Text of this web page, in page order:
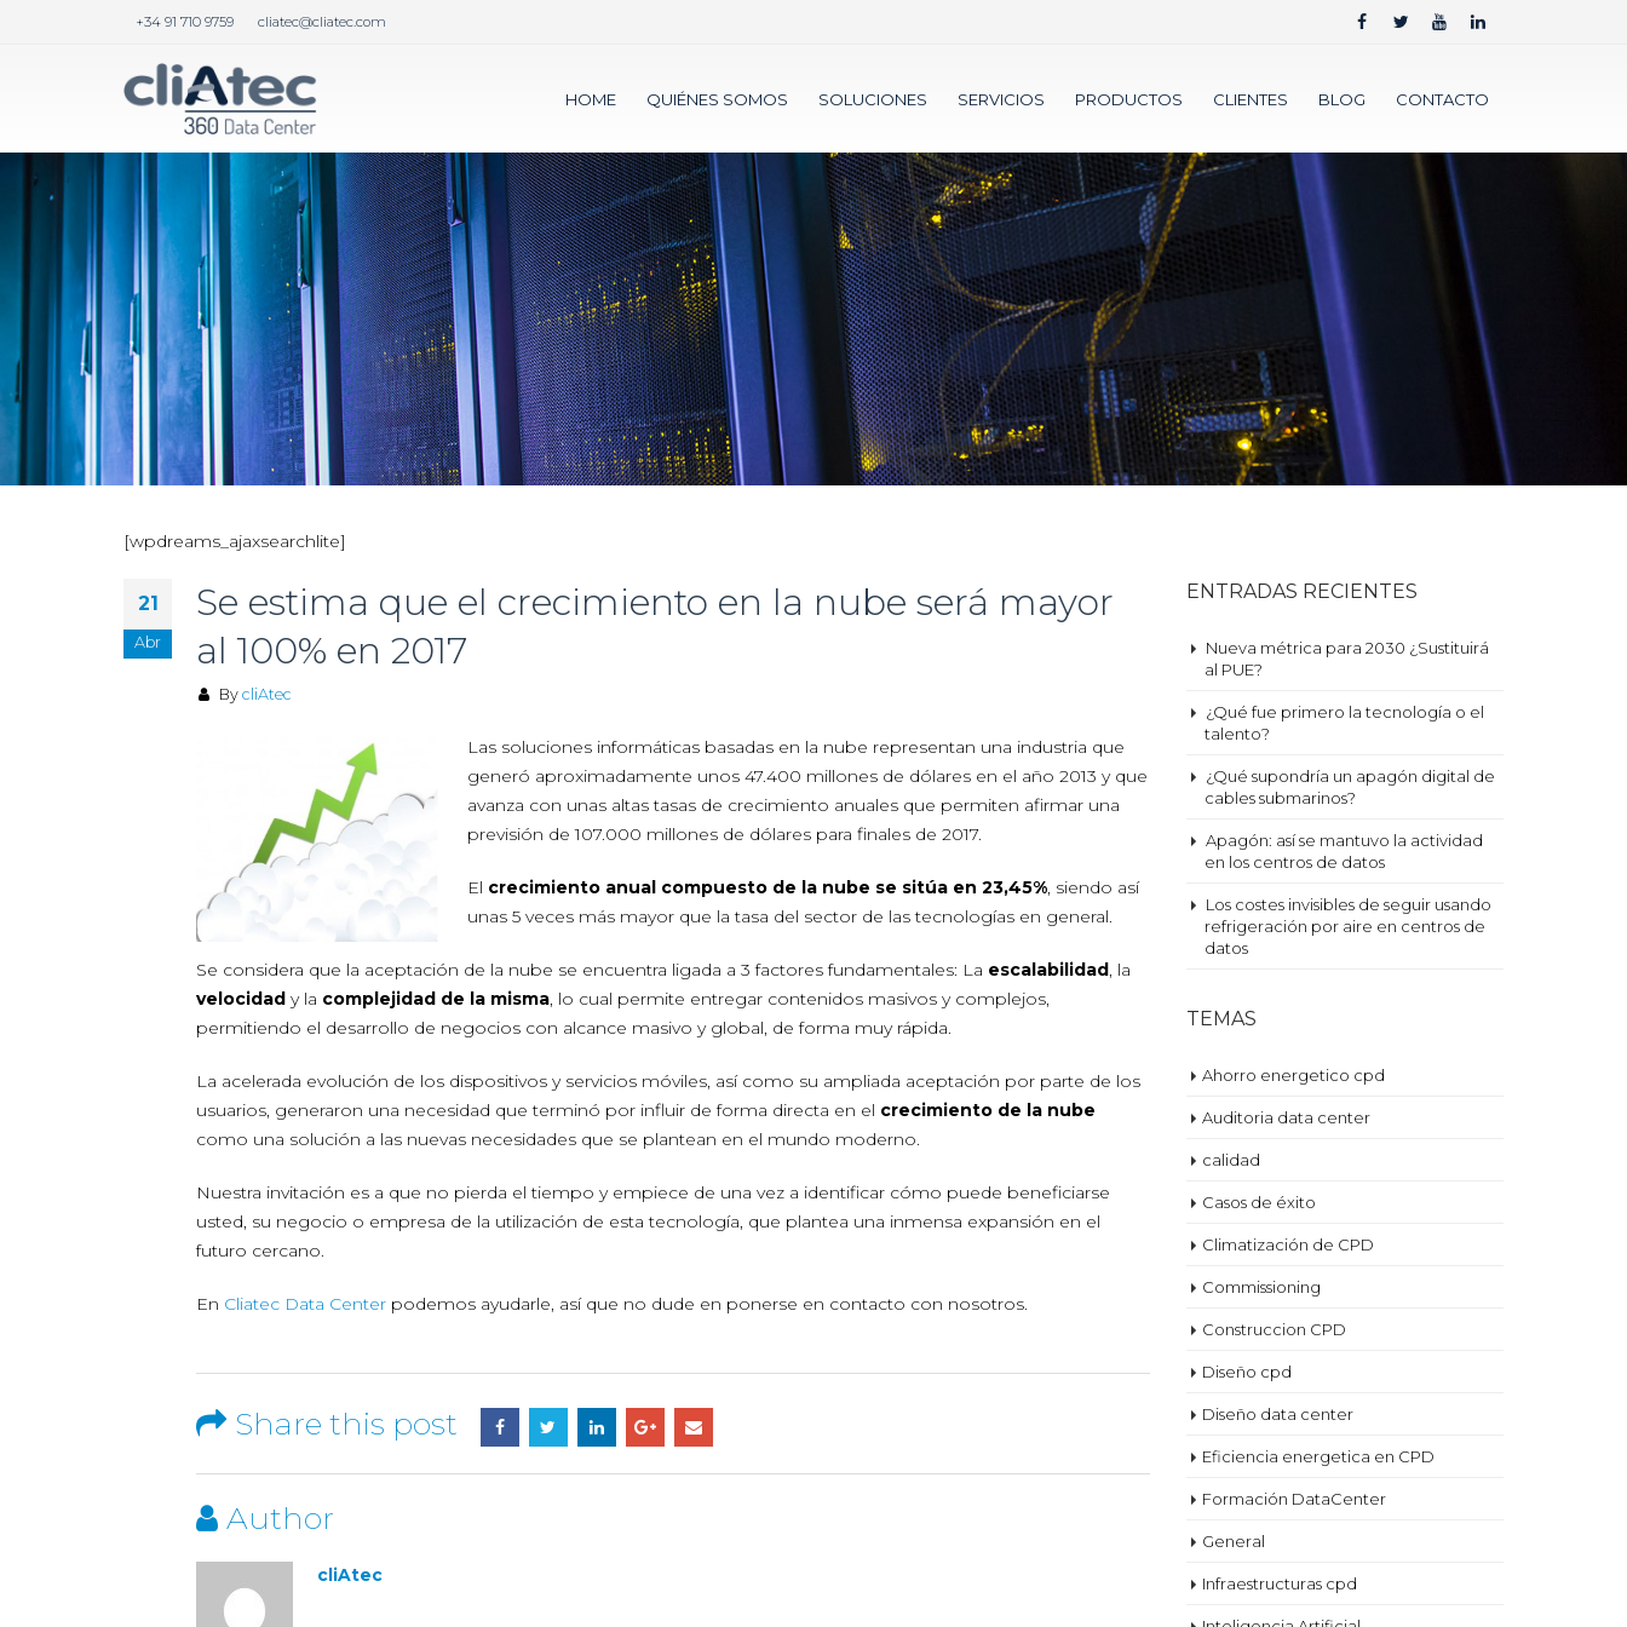
+34 91 710 9759 cliatec@cliatec.com
HOME QUIÉNES SOMOS SOLUCIONES SERVICIOS PRODUCTOS CLIENTES BLOG CONTACTO
[wpdreams_ajaxsearchlite]
21
Abr
Se estima que el crecimiento en la nube será mayor
al 100% en 2017
By cliAtec
Las soluciones informáticas basadas en la nube representan una industria que
generó aproximadamente unos 47.400 millones de dólares en el año 2013 y que
avanza con unas altas tasas de crecimiento anuales que permiten afirmar una
previsión de 107.000 millones de dólares para finales de 2017.
El crecimiento anual compuesto de la nube se sitúa en 23,45%, siendo así
unas 5 veces más mayor que la tasa del sector de las tecnologías en general.
Se considera que la aceptación de la nube se encuentra ligada a 3 factores fundamentales: La escalabilidad, la
velocidad y la complejidad de la misma, lo cual permite entregar contenidos masivos y complejos,
permitiendo el desarrollo de negocios con alcance masivo y global, de forma muy rápida.
La acelerada evolución de los dispositivos y servicios móviles, así como su ampliada aceptación por parte de los
usuarios, generaron una necesidad que terminó por influir de forma directa en el crecimiento de la nube
como una solución a las nuevas necesidades que se plantean en el mundo moderno.
Nuestra invitación es a que no pierda el tiempo y empiece de una vez a identificar cómo puede beneficiarse
usted, su negocio o empresa de la utilización de esta tecnología, que plantea una inmensa expansión en el
futuro cercano.
En Cliatec Data Center podemos ayudarle, así que no dude en ponerse en contacto con nosotros.
Share this post
Author
cliAtec
ENTRADAS RECIENTES
Nueva métrica para 2030 ¿Sustituirá
al PUE?
¿Qué fue primero la tecnología o el
talento?
¿Qué supondría un apagón digital de
cables submarinos?
Apagón: así se mantuvo la actividad
en los centros de datos
Los costes invisibles de seguir usando
refrigeración por aire en centros de
datos
TEMAS
Ahorro energetico cpd
Auditoria data center
calidad
Casos de éxito
Climatización de CPD
Commissioning
Construccion CPD
Diseño cpd
Diseño data center
Eficiencia energetica en CPD
Formación DataCenter
General
Infraestructuras cpd